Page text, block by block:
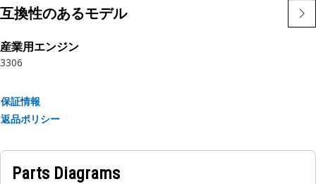
互換性のあるモデル
産業用エンジン
3306
保証情報
返品ポリシー
Parts Diagrams